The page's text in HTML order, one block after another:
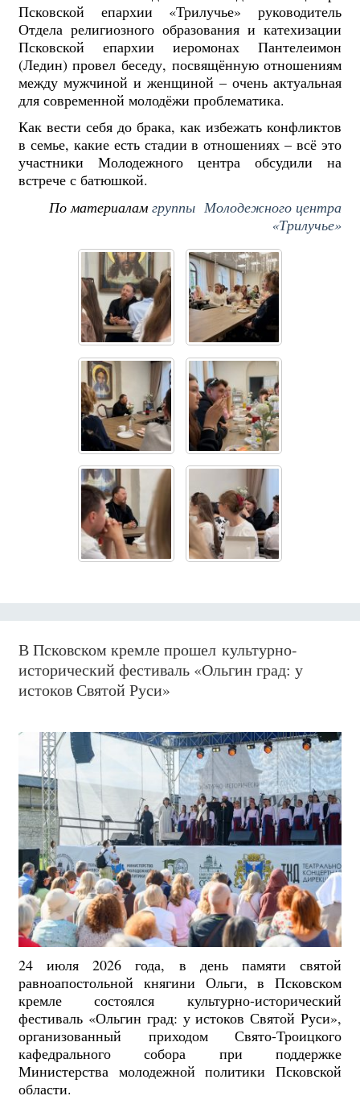
Псковской епархии «Трилучье» руководитель
Отдела религиозного образования и катехизации
Псковской епархии иеромонах Пантелеимон
(Ледин) провел беседу, посвящённую отношениям
между мужчиной и женщиной – очень актуальная
для современной молодёжи проблематика.
Как вести себя до брака, как избежать конфликтов
в семье, какие есть стадии в отношениях – всё это
участники Молодежного центра обсудили на
встрече с батюшкой.
По материаламгруппы Молодежного центра
«Трилучье»
В Псковском кремле прошел культурно-
исторический фестиваль «Ольгин град: у
истоков Святой Руси»
24 июля 2026 года, в день памяти святой
равноапостольной княгини Ольги, в Псковском
кремле состоялся культурно-исторический
фестиваль «Ольгин град: у истоков Святой Руси»,
организованный приходом Свято-Троицкого
кафедрального собора при поддержке
Министерства молодежной политики Псковской
области.